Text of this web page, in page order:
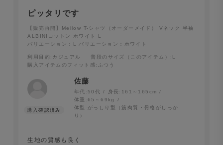
ピッタリです
【販売再開】Mellow T-シャツ（オーダーメイド） Vネック 半袖
ALBINIコットン ホワイト L
バリエーション：L
バリエーション：ホワイト
利用目的 :カジュアル 普段のサイズ（このアイテム） :L
購入アイテムのフィット感:ふつう
佐藤
年代: 50代 身長: 161～165cm
体重:65～69kg
体型: がっしり型（筋肉質・骨格がしっか
り）
生地の質感も良く